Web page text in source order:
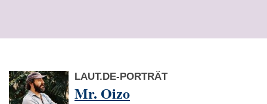
LAUT.DE-PORTRÄT
Mr. Oizo